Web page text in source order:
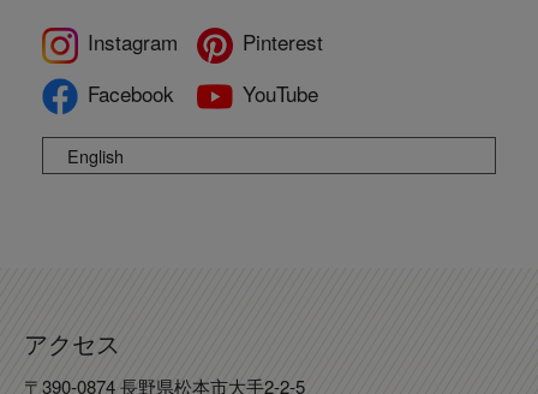
Instagram
Pinterest
Facebook
YouTube
English
アクセス
〒390-0874 長野県松本市大手2-2-5